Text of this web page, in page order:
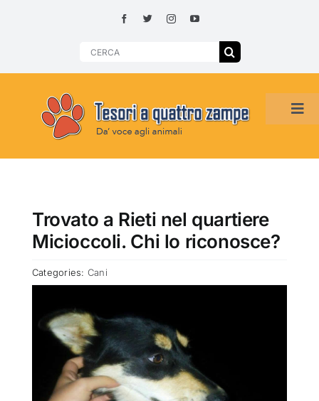
Search
HOME
ATTUALITÀ
Trovato a Rieti nel quartiere
Micioccoli. Chi lo riconosce?
Categories: Cani